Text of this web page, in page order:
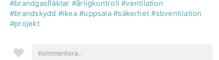
#brandgasfläktar #årligkontroll #ventilation
#brandskydd #ikea #uppsala #säkerhet #sbventilation
#projekt